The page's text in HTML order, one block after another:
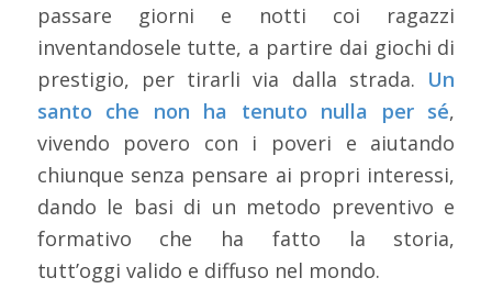
passare giorni e notti coi ragazzi
inventandosele tutte, a partire dai giochi di
prestigio, per tirarli via dalla strada. Un
santo che non ha tenuto nulla per sé,
vivendo povero con i poveri e aiutando
chiunque senza pensare ai propri interessi,
dando le basi di un metodo preventivo e
formativo che ha fatto la storia,
tutt’oggi valido e diffuso nel mondo.